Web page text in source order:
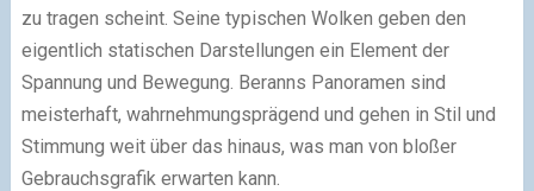
zu tragen scheint. Seine typischen Wolken geben den
eigentlich statischen Darstellungen ein Element der
Spannung und Bewegung. Beranns Panoramen sind
meisterhaft, wahrnehmungsprägend und gehen in Stil und
Stimmung weit über das hinaus, was man von bloßer
Gebrauchsgrafik erwarten kann.